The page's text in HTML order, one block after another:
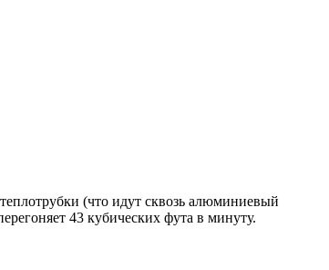
(что идут сквозь алюминиевый
43 кубических фута в минуту.